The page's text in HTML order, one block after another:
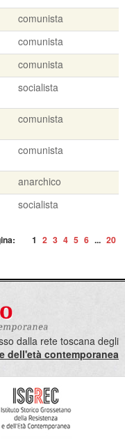
comunista
comunista
comunista
socialista
comunista
comunista
anarchico
socialista
1 2 3 4 5 6 ... 20
dalla rete toscana degli
dell'età contemporanea